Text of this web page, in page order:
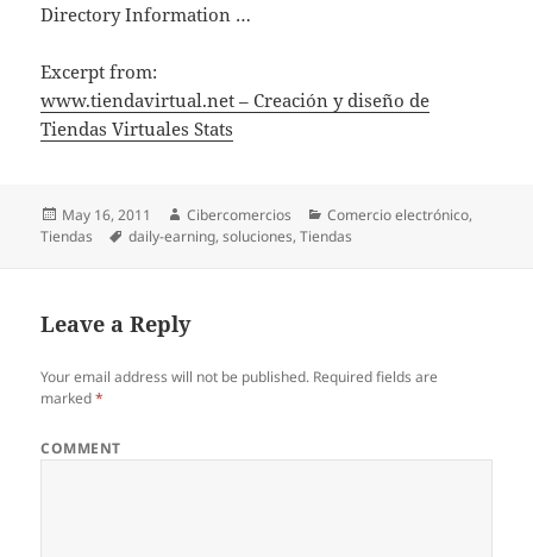
Directory Information …
Excerpt from:
www.tiendavirtual.net – Creación y diseño de
Tiendas Virtuales Stats
Posted
on
May 16, 2011 Author
Cibercomercios Categories
Comercio electrónico,
Tiendas
Tags
daily-earning,soluciones,Tiendas
Leave a Reply
Your email address will not be published. Required fields are
marked*
COMMENT